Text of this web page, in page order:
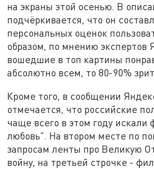
на экраны этой осенью. В
подчёркивается, что он
персональных оценок
образом, по мнению экспертов
вошедшие в топ картины
абсолютно всем, то 80-90%
Кроме того, в сообщении
отмечается, что российские
чаще всего в этом году
любовь". На втором месте по
запросам ленты про Великую
войну, на третьей строчке -